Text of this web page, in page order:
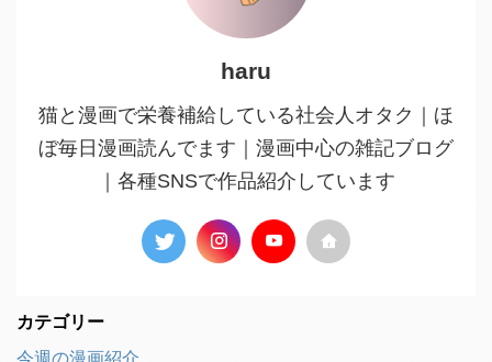
haru
猫と漫画で栄養補給している社会人オタク｜ほ
ぼ毎日漫画読んでます｜漫画中心の雑記ブログ
｜各種SNSで作品紹介しています
カテゴリー
今週の漫画紹介